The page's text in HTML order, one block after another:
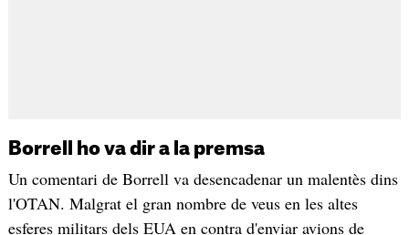
Borrell ho va dir a la premsa
Un comentari de Borrell va desencadenar un malentès dins
l'OTAN. Malgrat el gran nombre de veus en les altes
esferes militars dels EUA en contra d'enviar avions de